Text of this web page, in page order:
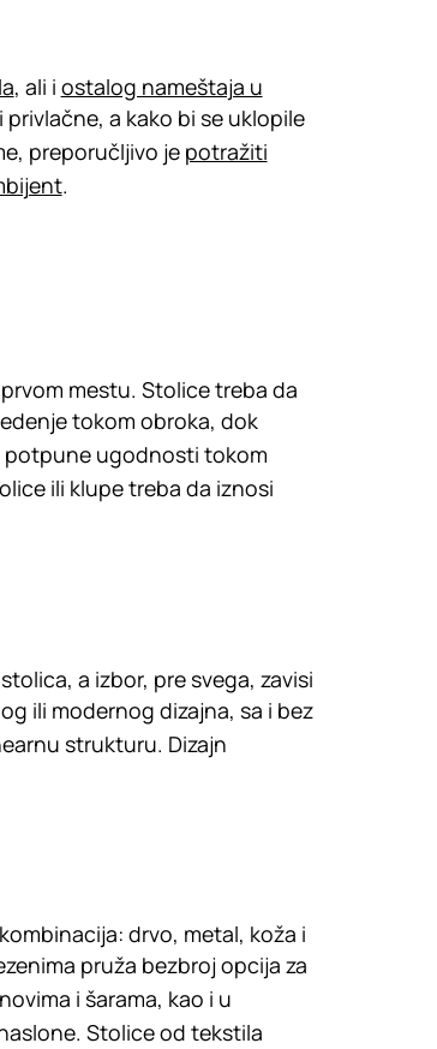
, ali i ostalog nameštaja u
a kako bi se uklopile
preporučljivo je potražiti
.
mestu. Stolice treba da
tokom obroka, dok
potpune ugodnosti tokom
ili klupe treba da iznosi
a izbor, pre svega, zavisi
ili modernog dizajna, sa i bez
strukturu. Dizajn
drvo, metal, koža i
pruža bezbroj opcija za
i šarama, kao i u
Stolice od tekstila